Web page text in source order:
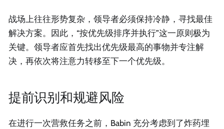
战场上往往形势复杂，领导者必须保持冷静，寻找最佳
解决方案。因此，“按优先级排序并执行”这一原则极为
关键。领导者应首先找出优先级最高的事物并专注解
决，再依次将注意力转移至下一个优先级。
提前识别和规避风险
在进行一次营救任务之前，Babin 充分考虑到了炸药埋